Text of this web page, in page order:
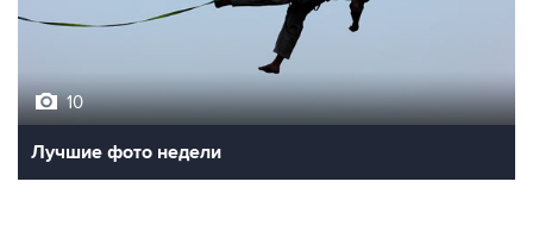
10
Лучшие фото недели